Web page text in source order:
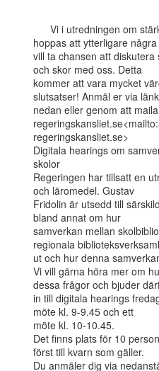
hoppas att ytterligare
vill ta chansen att
och skor med oss. Detta
kommer att vara mycket
slutsatser! Anmäl er via
nedan eller genom att
regeringskansliet.se>
Digitala hearings om
skolor
Regeringen har tillsatt en
och läromedel. Gustav
Fridolin är utsedd till
bland annat om hur
samverkan mellan
regionala
ut och hur denna
Vi vill gärna höra mer om
dessa frågor och bjuder
in till digitala hearings
möte kl. 9-9.45 och ett
möte kl. 10-10.45.
Det finns plats för 10
först till kvarn som gäller.